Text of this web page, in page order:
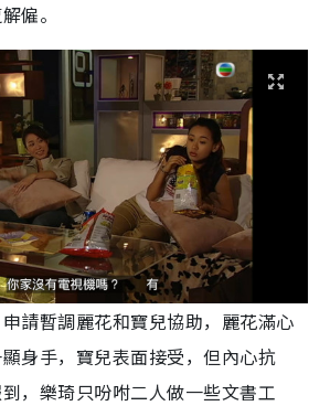
僱。
請暫調麗花和寶兒協助，麗花滿心
身手，寶兒表面接受，但內心抗
，樂琦只吩咐二人做一些文書工